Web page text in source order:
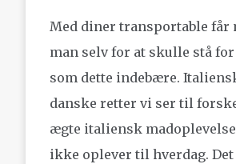
Med diner transportable får
man selv for at skulle stå
som dette indebære.
danske retter vi ser til
ægte italiensk
ikke oplever til hverdag.